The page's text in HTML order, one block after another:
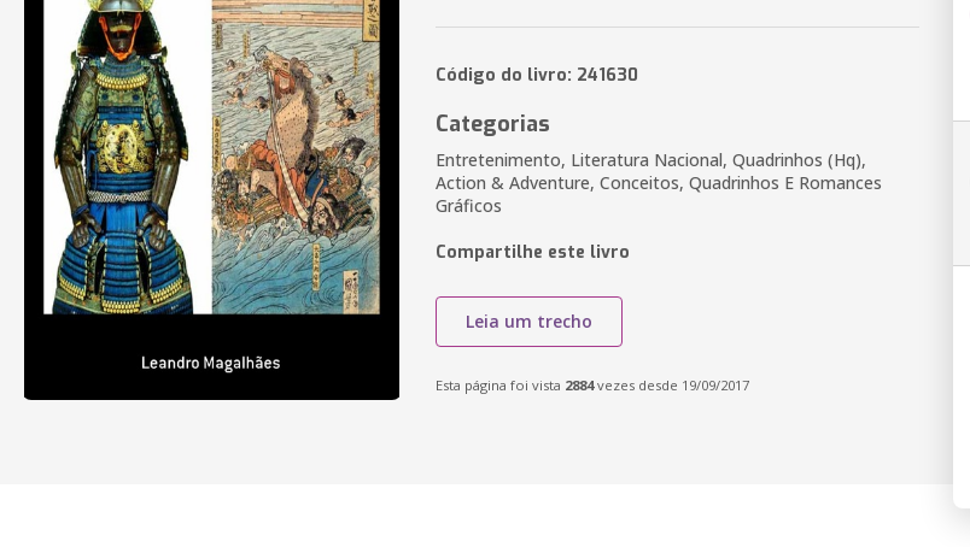
Código do livro: 241630
Categorias
Entretenimento, Literatura Nacional, Quadrinhos (Hq),
Action & Adventure, Conceitos, Quadrinhos E Romances
Gráficos
Compartilhe este livro
Leia um trecho
Esta página foi vista 2884vezes desde 19/09/2017